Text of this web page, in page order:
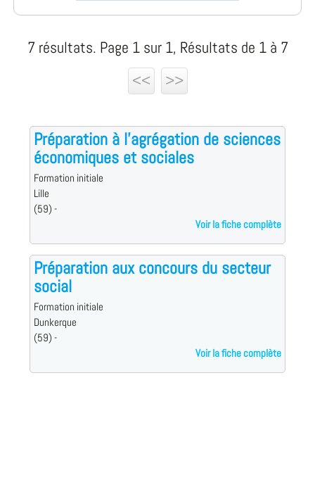
7 résultats. Page 1 sur 1, Résultats de 1 à 7
<<
>>
Préparation à l'agrégation de sciences
économiques et sociales
Formation initiale
Lille
(59) -
Voir la fiche complète
Préparation aux concours du secteur
social
Formation initiale
Dunkerque
(59) -
Voir la fiche complète